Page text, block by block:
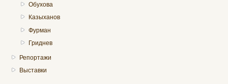
Обухова
Казыханов
Фурман
Гриднев
Репортажи
Выставки